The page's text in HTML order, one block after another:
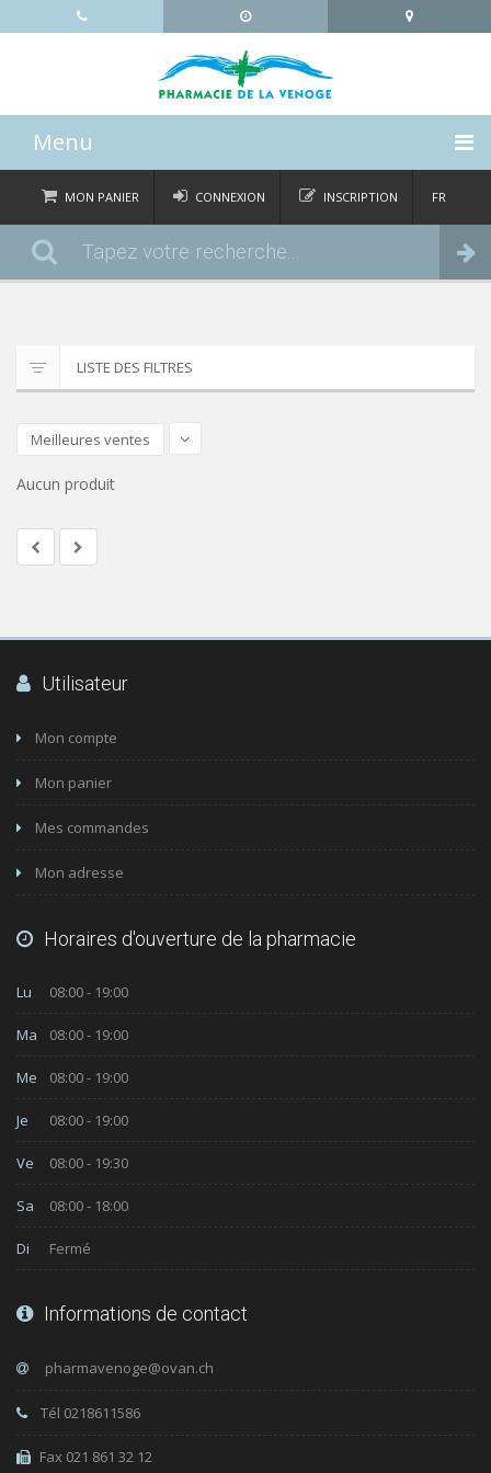
Menu
ACCUEIL
CATÉGORIES
CONTACT
MON PANIER
Commander
CONNEXION INSCRIPTION FR
LISTE DES FILTRES
Meilleures ventes
Aucun produit
Utilisateur
Mon compte
Mon panier
Mes commandes
Mon adresse
Horaires d'ouverture de la pharmacie
Lu 08:00 - 19:00
Ma 08:00 - 19:00
Me 08:00 - 19:00
Je 08:00 - 19:00
Ve 08:00 - 19:30
Sa 08:00 - 18:00
Di Fermé
Informations de contact
Tél 0218611586
Fax 021 861 32 12